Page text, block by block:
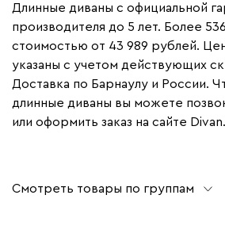
Длинные диваны с официальной
производителя до 5 лет. Более
стоимостью от 43 989 рублей.
указаны с учетом действующих
Доставка по Барнаулу и России.
длинные диваны вы можете
или оформить заказ на сайте
Смотреть товары по группам